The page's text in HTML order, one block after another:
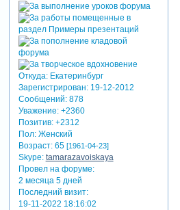
Откуда:Екатеринбург
Зарегистрирован: 19-12-2012
Сообщений:878
Уважение: +2360
Позитив: +2312
Пол:Женский
Возраст:65 [1961-04-23]
Skype: tamarazavoiskaya
Провел на форуме:
2 месяца 5 дней
Последний визит:
19-11-2022 18:16:02